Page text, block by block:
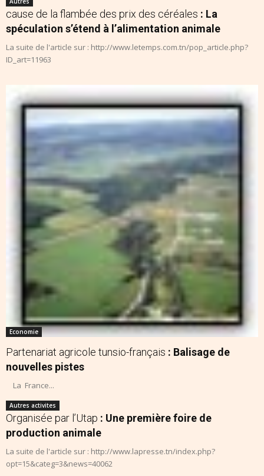
cause de la flambée des prix des céréales : La
spéculation s’étend à l’alimentation animale
La suite de l'article sur : http://www.letemps.com.tn/pop_article.php?
ID_art=11963
Economie
Partenariat agricole tunsio-français : Balisage de
nouvelles pistes
La France...
Autres activites
Organisée par l’Utap : Une première foire de
production animale
La suite de l'article sur : http://www.lapresse.tn/index.php?
opt=15&categ=3&news=40062